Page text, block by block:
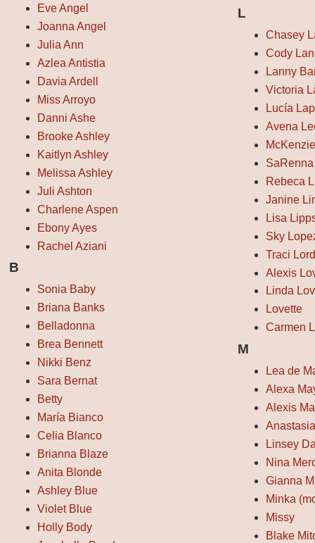
Eve Angel
Joanna Angel
Julia Ann
Azlea Antistia
Davia Ardell
Miss Arroyo
Danni Ashe
Brooke Ashley
Kaitlyn Ashley
Melissa Ashley
Juli Ashton
Charlene Aspen
Ebony Ayes
Rachel Aziani
B
Sonia Baby
Briana Banks
Belladonna
Brea Bennett
Nikki Benz
Sara Bernat
Betty
María Bianco
Celia Blanco
Brianna Blaze
Anita Blonde
Ashley Blue
Violet Blue
Holly Body
L
Chasey
Cody
Lanny
Victoria
Lucía
Avena
Rebeca
Janine
Lisa
Sky
Traci
Alexis
Linda
Lovette
Carmen
M
Lea de
Alexa
Alexis
Linsey
Nina
Gianna
Minka
Missy
Blake